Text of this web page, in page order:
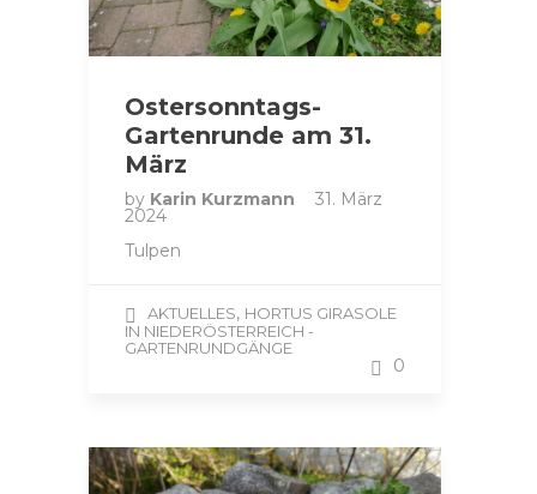
Ostersonntags-
Gartenrunde am 31.
März
by Karin Kurzmann 31. März
2024
Tulpen
AKTUELLES, HORTUS GIRASOLE
IN NIEDERÖSTERREICH -
GARTENRUNDGÄNGE
0